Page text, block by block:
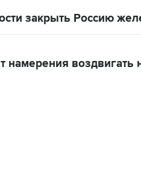
закрыть Россию
намерения